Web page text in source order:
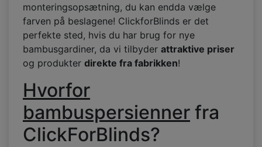
monteringsopsætning, du kan endda vælge
farven på beslagene! ClickforBlinds er det
perfekte sted, hvis du har brug for nye
bambusgardiner, da vi tilbyder attraktive priser
og produkter direkte fra fabrikken!
Hvorfor
bambuspersienner fra
ClickForBlinds?